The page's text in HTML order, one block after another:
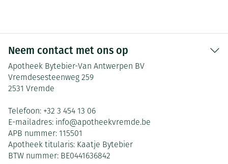
Neem contact met ons op
Apotheek Bytebier-Van Antwerpen BV
Vremdesesteenweg 259
2531 Vremde
Telefoon: +32 3 454 13 06
E-mailadres: info@apotheekvremde.be
APB nummer: 115501
Apotheek titularis: Kaatje Bytebier
BTW nummer: BE0441636842